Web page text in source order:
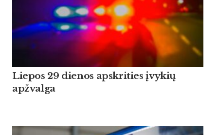
Liepos 29 dienos apskrities įvykių
apžvalga